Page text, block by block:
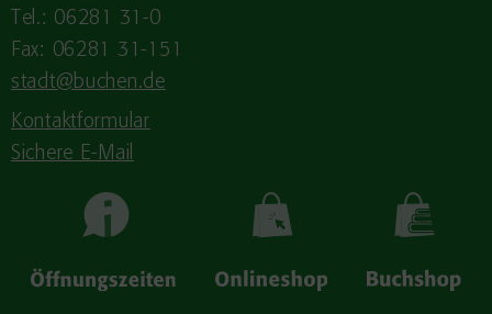
Tel.: 06281 31-0
Fax: 06281 31-151
stadt@buchen.de
Kontaktformular
Sichere E-Mail